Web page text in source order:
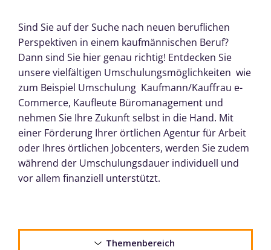
Sind Sie auf der Suche nach neuen beruflichen
Perspektiven in einem kaufmännischen Beruf?
Dann sind Sie hier genau richtig! Entdecken Sie
unsere vielfältigen Umschulungsmöglichkeiten wie
zum Beispiel Umschulung Kaufmann/Kauffrau e-
Commerce, Kaufleute Büromanagement und
nehmen Sie Ihre Zukunft selbst in die Hand. Mit
einer Förderung Ihrer örtlichen Agentur für Arbeit
oder Ihres örtlichen Jobcenters, werden Sie zudem
während der Umschulungsdauer individuell und
vor allem finanziell unterstützt.
Themenbereich